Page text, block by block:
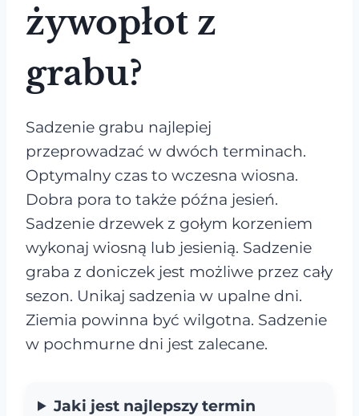
żywopłot z
grabu?
Sadzenie grabu najlepiej
przeprowadzać w dwóch terminach.
Optymalny czas to wczesna wiosna.
Dobra pora to także późna jesień.
Sadzenie drzewek z gołym korzeniem
wykonaj wiosną lub jesienią. Sadzenie
graba z doniczek jest możliwe przez cały
sezon. Unikaj sadzenia w upalne dni.
Ziemia powinna być wilgotna. Sadzenie
w pochmurne dni jest zalecane.
Jaki jest najlepszy termin